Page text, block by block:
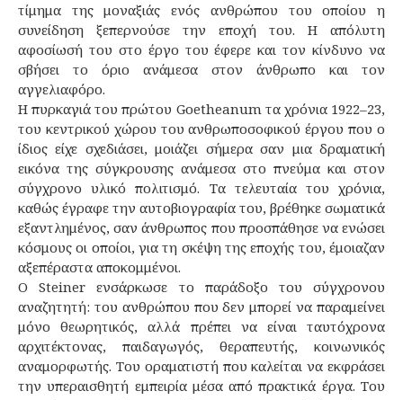
τίμημα της μοναξιάς ενός ανθρώπου του οποίου η
συνείδηση ξεπερνούσε την εποχή του. Η απόλυτη
αφοσίωσή του στο έργο του έφερε και τον κίνδυνο να
σβήσει το όριο ανάμεσα στον άνθρωπο και τον
αγγελιαφόρο.
Η πυρκαγιά του πρώτου Goetheanum τα χρόνια 1922–23,
του κεντρικού χώρου του ανθρωποσοφικού έργου που ο
ίδιος είχε σχεδιάσει, μοιάζει σήμερα σαν μια δραματική
εικόνα της σύγκρουσης ανάμεσα στο πνεύμα και στον
σύγχρονο υλικό πολιτισμό. Τα τελευταία του χρόνια,
καθώς έγραφε την αυτοβιογραφία του, βρέθηκε σωματικά
εξαντλημένος, σαν άνθρωπος που προσπάθησε να ενώσει
κόσμους οι οποίοι, για τη σκέψη της εποχής του, έμοιαζαν
αξεπέραστα αποκομμένοι.
Ο Steiner ενσάρκωσε το παράδοξο του σύγχρονου
αναζητητή: του ανθρώπου που δεν μπορεί να παραμείνει
μόνο θεωρητικός, αλλά πρέπει να είναι ταυτόχρονα
αρχιτέκτονας, παιδαγωγός, θεραπευτής, κοινωνικός
αναμορφωτής. Του οραματιστή που καλείται να εκφράσει
την υπεραισθητή εμπειρία μέσα από πρακτικά έργα. Του